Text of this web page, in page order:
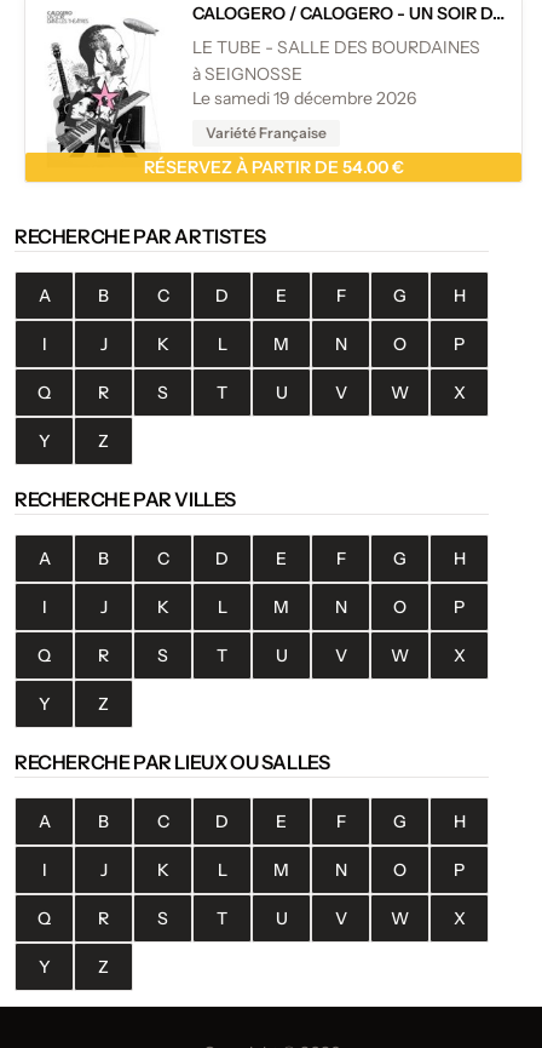
CALOGERO /CALOGERO - UN SOIR DANS LES THÉÂTRES
LE TUBE - SALLE DES BOURDAINES
à SEIGNOSSE
Le samedi 19 décembre 2026
Variété Française
RÉSERVEZ À PARTIR DE 54.00 €
RECHERCHE PAR ARTISTES
A B C D E F G H
I J K L M N O P
Q R S T U V W X
Y Z
RECHERCHE PAR VILLES
A B C D E F G H
I J K L M N O P
Q R S T U V W X
Y Z
RECHERCHE PAR LIEUX OU SALLES
A B C D E F G H
I J K L M N O P
Q R S T U V W X
Y Z